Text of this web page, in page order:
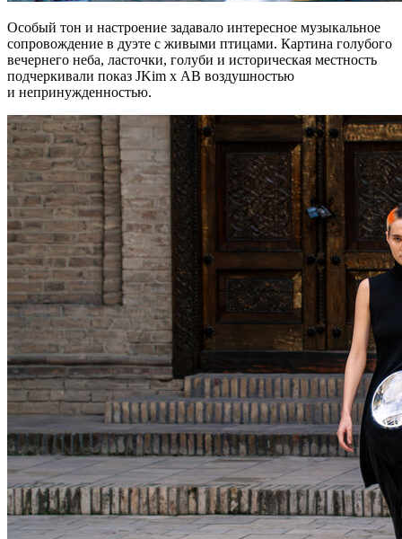
Особый тон и настроение задавало интересное музыкальное
сопровождение в дуэте с живыми птицами. Картина голубого
вечернего неба, ласточки, голуби и историческая местность
подчеркивали показ JKim x AB воздушностью
и непринужденностью.